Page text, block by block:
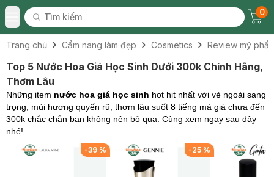
Toggle Menu
Tìm kiếm
Tìm kiếm
0
Trang chủ Cẩm nang làm đẹp Cosmetics Review mỹ
Top 5 Nước Hoa Giá Học Sinh Dưới 300k Chính Hãng,
Thơm Lâu
Những item nước hoa giá học sinh hot hit nhất với vẻ ngoài sang
trọng, mùi hương quyến rũ, thơm lâu suốt 8 tiếng mà giá chưa đến
300k chắc chắn bạn không nên bỏ qua. Cùng xem ngay sau đây
nhé!
-39% -25%